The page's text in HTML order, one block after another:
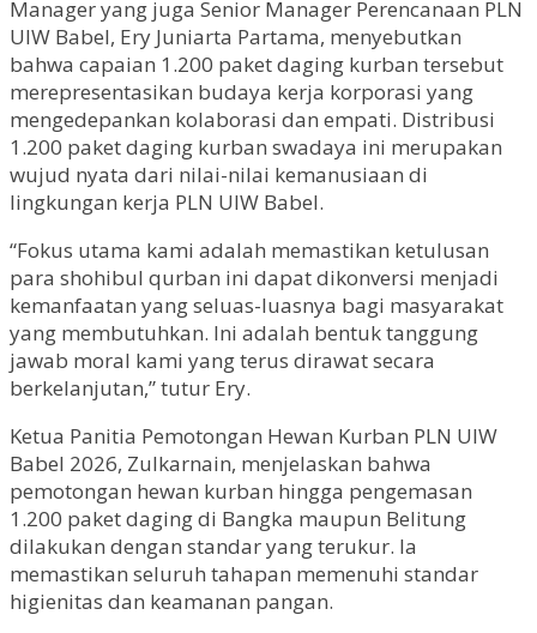
Manager yang juga Senior Manager Perencanaan PLN
UIW Babel, Ery Juniarta Partama, menyebutkan
bahwa capaian 1.200 paket daging kurban tersebut
merepresentasikan budaya kerja korporasi yang
mengedepankan kolaborasi dan empati. Distribusi
1.200 paket daging kurban swadaya ini merupakan
wujud nyata dari nilai-nilai kemanusiaan di
lingkungan kerja PLN UIW Babel.
“Fokus utama kami adalah memastikan ketulusan
para shohibul qurban ini dapat dikonversi menjadi
kemanfaatan yang seluas-luasnya bagi masyarakat
yang membutuhkan. Ini adalah bentuk tanggung
jawab moral kami yang terus dirawat secara
berkelanjutan,” tutur Ery.
Ketua Panitia Pemotongan Hewan Kurban PLN UIW
Babel 2026, Zulkarnain, menjelaskan bahwa
pemotongan hewan kurban hingga pengemasan
1.200 paket daging di Bangka maupun Belitung
dilakukan dengan standar yang terukur. Ia
memastikan seluruh tahapan memenuhi standar
higienitas dan keamanan pangan.